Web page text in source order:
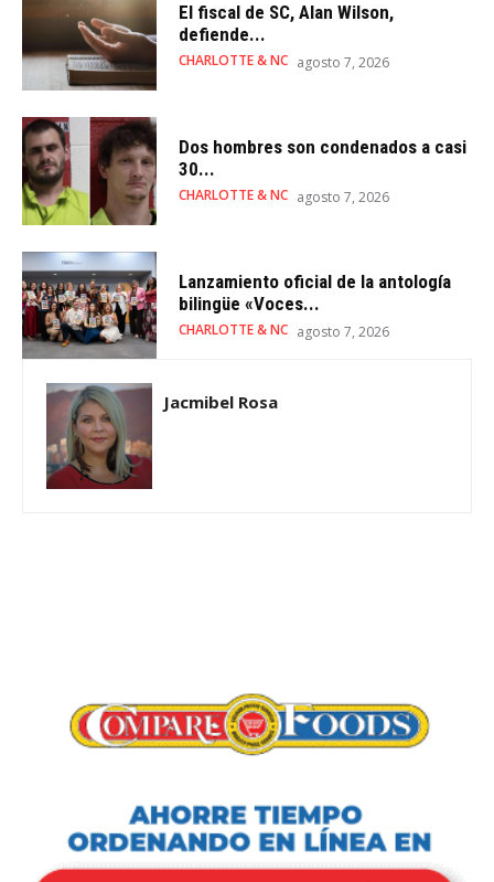
El fiscal de SC, Alan Wilson,
defiende...
CHARLOTTE & NC agosto 7, 2026
Dos hombres son condenados a casi
30...
CHARLOTTE & NC agosto 7, 2026
Lanzamiento oficial de la antología
bilingüe «Voces...
CHARLOTTE & NC agosto 7, 2026
Jacmibel Rosa